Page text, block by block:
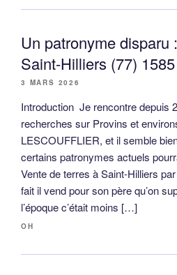
Un patronyme disparu
Saint-Hilliers (77) 1585
3 MARS 2026
Introduction Je rencontre depuis
recherches sur Provins et
LESCOUFFLIER, et il semble
certains patronymes actuels
Vente de terres à Saint-Hilliers
fait il vend pour son père qu’on
l’époque c’était moins […]
OH